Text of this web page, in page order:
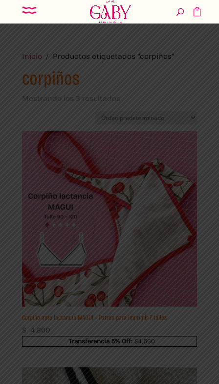
Inicio/ Productos etiquetados “corpiños”
corpiños
Mostrando los 3 resultados
Corpiño apto lactancia MAGUI – Patrón para imprimir 7 talles
$ 4.800
Transferencia 5% Off: $4,560